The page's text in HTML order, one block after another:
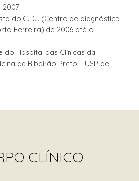
2007
do C.D.I. (Centro de diagnóstico
Ferreira) de 2006 até o
do Hospital das Clínicas da
de Ribeirão Preto – USP de
CLÍNICO